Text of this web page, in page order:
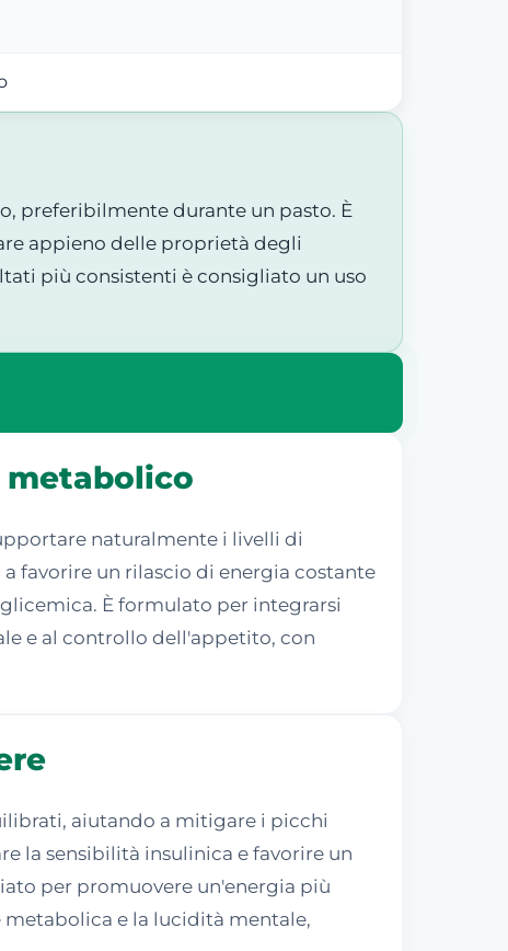
preferibilmente durante un pasto. È
appieno delle proprietà degli
più consistenti è consigliato un uso
metabolico
naturalmente i livelli di
favorire un rilascio di energia costante
È formulato per integrarsi
e al controllo dell'appetito, con
aiutando a mitigare i picchi
la sensibilità insulinica e favorire un
per promuovere un'energia più
e la lucidità mentale,